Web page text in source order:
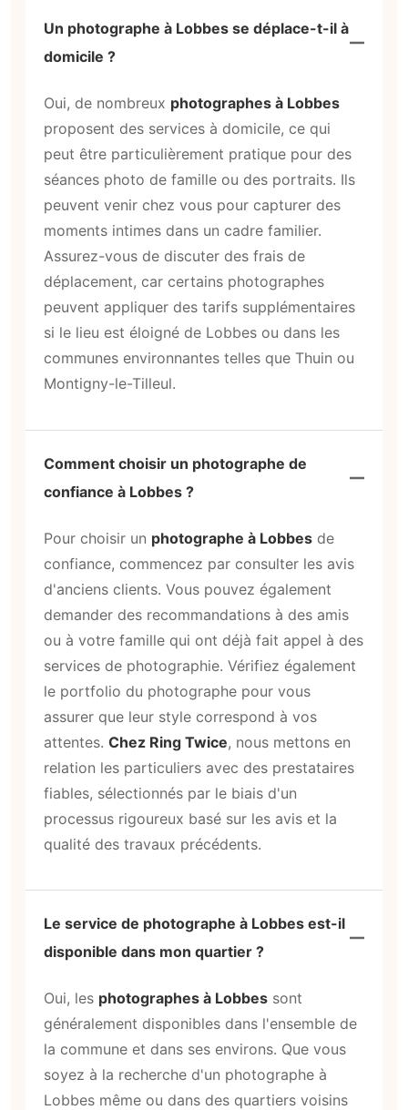
Un photographe à Lobbes se déplace-t-il à
domicile ?
Oui, de nombreux photographes à Lobbes
proposent des services à domicile, ce qui
peut être particulièrement pratique pour des
séances photo de famille ou des portraits. Ils
peuvent venir chez vous pour capturer des
moments intimes dans un cadre familier.
Assurez-vous de discuter des frais de
déplacement, car certains photographes
peuvent appliquer des tarifs supplémentaires
si le lieu est éloigné de Lobbes ou dans les
communes environnantes telles que Thuin ou
Montigny-le-Tilleul.
Comment choisir un photographe de
confiance à Lobbes ?
Pour choisir un photographe à Lobbes de
confiance, commencez par consulter les avis
d'anciens clients. Vous pouvez également
demander des recommandations à des amis
ou à votre famille qui ont déjà fait appel à des
services de photographie. Vérifiez également
le portfolio du photographe pour vous
assurer que leur style correspond à vos
attentes. Chez Ring Twice, nous mettons en
relation les particuliers avec des prestataires
fiables, sélectionnés par le biais d'un
processus rigoureux basé sur les avis et la
qualité des travaux précédents.
Le service de photographe à Lobbes est-il
disponible dans mon quartier ?
Oui, les photographes à Lobbes sont
généralement disponibles dans l'ensemble de
la commune et dans ses environs. Que vous
soyez à la recherche d'un photographe à
Lobbes même ou dans des quartiers voisins